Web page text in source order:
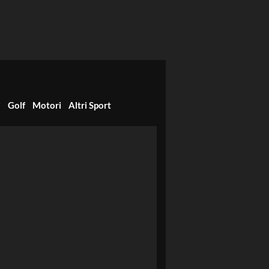
Golf Motori Altri Sport